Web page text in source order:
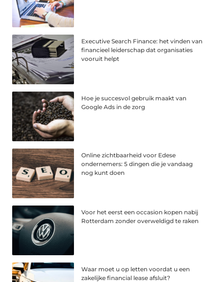
Executive Search Finance: het vinden van
financieel leiderschap dat organisaties
vooruit helpt
Hoe je succesvol gebruik maakt van
Google Ads in de zorg
Online zichtbaarheid voor Edese
ondernemers: 5 dingen die je vandaag
nog kunt doen
Voor het eerst een occasion kopen nabij
Rotterdam zonder overweldigd te raken
Waar moet u op letten voordat u een
zakelijke financial lease afsluit?